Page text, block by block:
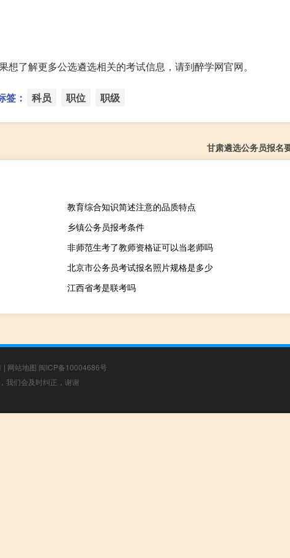
了解更多公选遴选相关的考试信息，请到醉学网官网。
签： 科员 职位 职级
甘肃遴选公务员报名
教育综合知识简述注意的品质特点
乡镇公务员报考条件
非师范生考了教师资格证可以当老师吗
北京市公务员考试报名照片规格是多少
江西省考是联考吗
| 网站地图 闽ICP备10004686号
我们会及时纠正，谢谢